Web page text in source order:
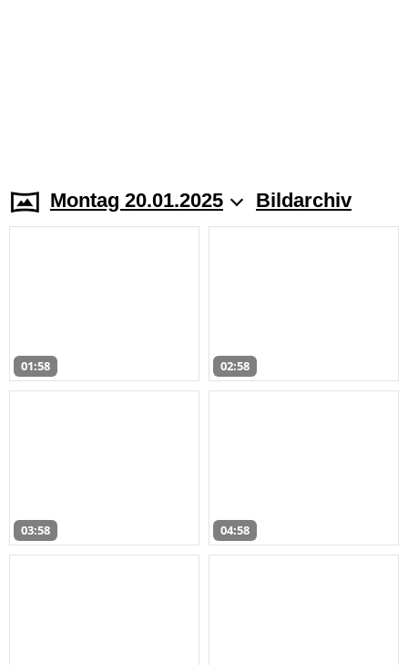
Montag 20.01.2025 Bildarchiv
01:58 02:58
03:58 04:58